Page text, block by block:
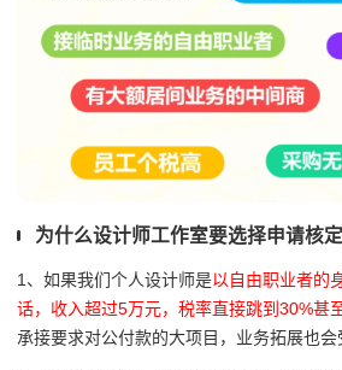
为什么设计师工作室要选择申请核定
1、如果我们个人设计师是以自由职业者的
话， 收入超过5万元，税率直接跳到30%甚
承接要求对公付款的大项目，业务拓展也会